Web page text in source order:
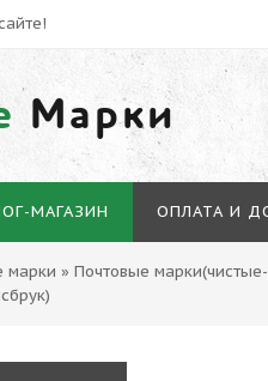
Марки
МАГАЗИН ОПЛАТА И
марки » Почтовые марки(чистые-